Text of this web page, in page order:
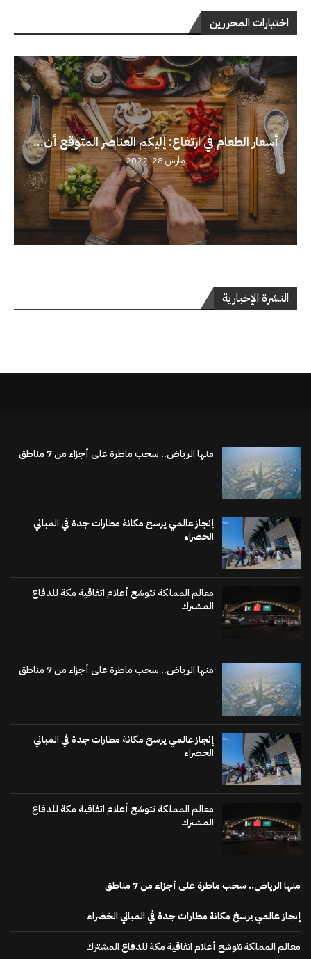
اختيارات المحررين
أسعار الطعام في ارتفاع: إليكم العناصر المتوقع أن...
مارس 28, 2022
النشرة الإخبارية
منها الرياض.. سحب ماطرة على أجزاء من 7 مناطق
إنجاز عالمي يرسخ مكانة مطارات جدة في المباني
الخضراء
معالم المملكة تتوشح أعلام اتفاقية مكة للدفاع
المشترك
منها الرياض.. سحب ماطرة على أجزاء من 7 مناطق
إنجاز عالمي يرسخ مكانة مطارات جدة في المباني
الخضراء
معالم المملكة تتوشح أعلام اتفاقية مكة للدفاع
المشترك
منها الرياض.. سحب ماطرة على أجزاء من 7 مناطق
إنجاز عالمي يرسخ مكانة مطارات جدة في المباني الخضراء
معالم المملكة تتوشح أعلام اتفاقية مكة للدفاع المشترك